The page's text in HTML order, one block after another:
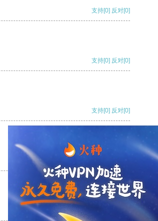
支持[0] 反对[0]
支持[0] 反对[0]
支持[0] 反对[0]
反对